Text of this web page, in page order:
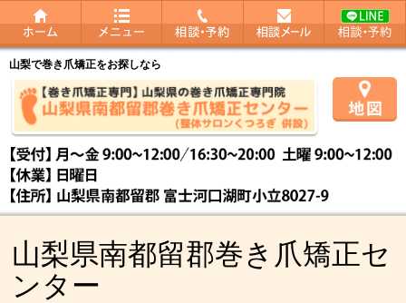
山梨で巻き爪矯正をお探しなら
山梨県南都留郡巻き爪矯正セ
ンター